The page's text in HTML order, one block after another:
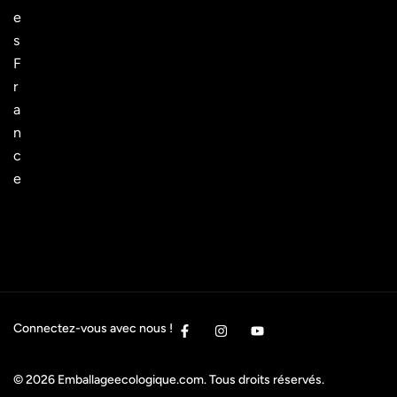
e
s
F
r
a
n
c
e
Connectez-vous avec nous !
© 2026 Emballageecologique.com. Tous droits réservés.